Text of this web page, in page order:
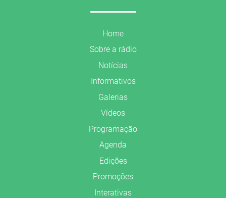
Home
Sobre a rádio
Notícias
Informativos
Galerias
Vídeos
Programação
Agenda
Edições
Promoções
Interativas